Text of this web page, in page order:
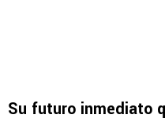
Su futuro inmediato